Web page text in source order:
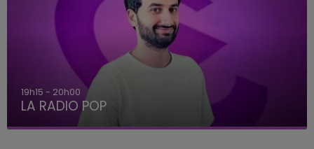
19h15 - 20h00
LA RADIO POP